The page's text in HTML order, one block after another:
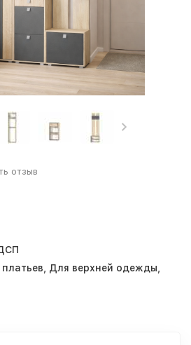
отзыв
Для верхней одежды,